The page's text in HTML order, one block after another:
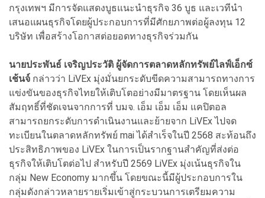
กรุงเทพฯ มีการจัดแสดงบูธแนะนำธุรกิจ 36 บูธ และเวทีนำ
เสนอแผนธุรกิจโดยผู้ประกอบการที่มีศักยภาพต่อผู้ลงทุน 12
บริษัท เพื่อสร้างโอกาสต่อยอดทางธุรกิจร่วมกัน
นายประพันธ์ เจริญประวัติ ผู้จัดการตลาดหลักทรัพย์ไลฟ์เอ็กซ์
เช้นจ์ กล่าวว่า LiVEx มุ่งมั่นยกระดับขีดความสามารถทางการ
แข่งขันของธุรกิจไทยให้เติบโตอย่างมีมาตรฐาน โดยเห็นผล
สัมฤทธิ์ที่ชัดเจนจากการที่ บมจ. เอ็ม เอ็ม เอ็ม แคปิตอล
สามารถยกระดับการดำเนินงานและย้ายจาก LiVEx ไปจด
ทะเบียนในตลาดหลักทรัพย์ mai ได้สำเร็จในปี 2568 สะท้อนถึง
ประสิทธิภาพของ LiVEx ในการเป็นรากฐานสำคัญที่ส่งต่อ
ธุรกิจให้เติบโตต่อไป สำหรับปี 2569 LiVEx มุ่งเน้นธุรกิจใน
กลุ่ม New Economy มากขึ้น โดยขณะนี้มีผู้ประกอบการใน
กลุ่มดังกล่าวหลายรายเริ่มเข้าสู่กระบวนการเตรียมความ